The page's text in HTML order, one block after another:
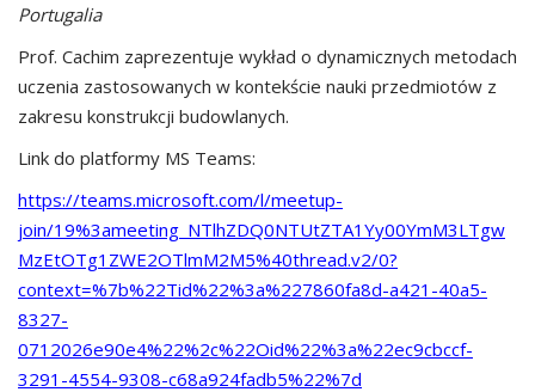
Portugalia
Prof. Cachim zaprezentuje wykład o dynamicznych metodach
uczenia zastosowanych w kontekście nauki przedmiotów z
zakresu konstrukcji budowlanych.
Link do platformy MS Teams:
https://teams.microsoft.com/l/meetup-
join/19%3ameeting_NTlhZDQ0NTUtZTA1Yy00YmM3LTgw
MzEtOTg1ZWE2OTlmM2M5%40thread.v2/0?
context=%7b%22Tid%22%3a%227860fa8d-a421-40a5-
8327-
0712026e90e4%22%2c%22Oid%22%3a%22ec9cbccf-
3291-4554-9308-c68a924fadb5%22%7d